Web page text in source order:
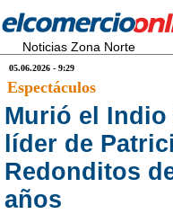
Noticias Zona Norte
05.06.2026 - 9:29
Espectáculos
Murió el
líder de
Redonditos
años